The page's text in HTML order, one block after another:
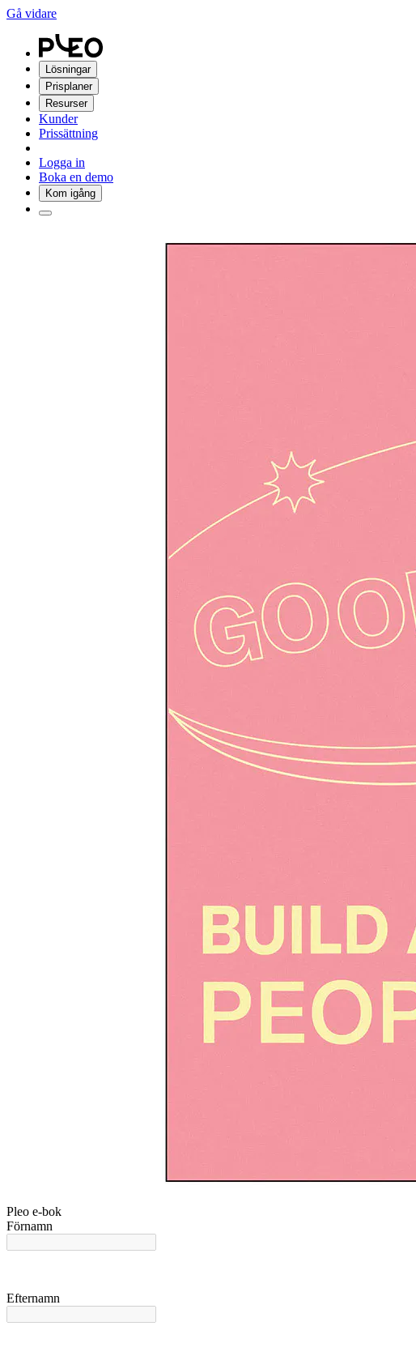
Gå vidare
Lösningar
Prisplaner
Resurser
Kunder
Prissättning
Logga in
Boka en demo
Kom igång
Pleo e-bok
Förnamn
Efternamn